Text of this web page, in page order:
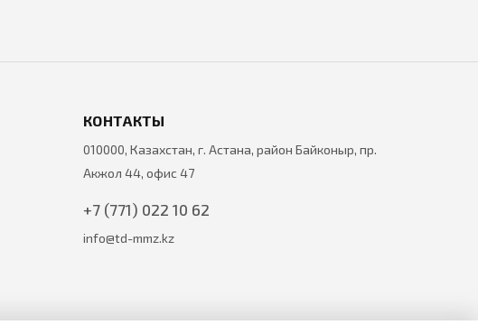
КОНТАКТЫ
010000, Казахстан, г. Астана, район Байконыр, пр.
Акжол 44, офис 47
+7 (771) 022 10 62
info@td-mmz.kz